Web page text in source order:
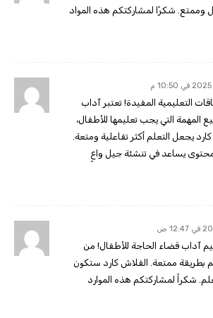
شكرًا لمشاركتكم هذه المواد
التعليمية المفيدة! تعتبر آداب
المهمة التي يجب تعليمها للأطفال،
يجعل التعلم أكثر تفاعلية ومتعة.
يساعد في تنشئة جيل واعٍ
آداب قضاء الحاجة للأطفال! من
بطريقة ممتعة. الفلاش كارد ستكون
شكراً لمشاركتكم هذه الموارد